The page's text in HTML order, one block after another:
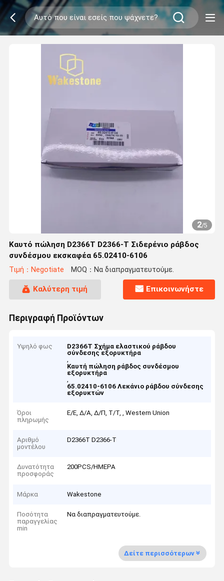
2/5
Καυτό πώληση D2366T D2366-T Σιδερένιο ράβδος
συνδέσμου εκσκαφέα 65.02410-6106
Τιμή：Negotiate MOQ：Να διαπραγματευτούμε.
Καλύτερη τιμή Επικοινωνήστε
Περιγραφή Προϊόντων
Υψηλό φως
D2366T Σχήμα ελαστικού ράβδου
σύνδεσης εξορυκτήρα
,
Καυτή πώληση ράβδος συνδέσμου
εξορυκτήρα
,
65.02410-6106 Λεκάνιο ράβδου σύνδεσης
εξορυκτών
Όροι
πληρωμής
Ε/Ε, Δ/Α, Δ/Π, Τ/Τ, , Western Union
Αριθμό
μοντέλου
D2366T D2366-T
Δυνατότητα
προσφοράς
200PCS/ΗΜΕΡΑ
Μάρκα Wakestone
Ποσότητα
παραγγελίας
min
Να διαπραγματευτούμε.
Δείτε περισσότερων